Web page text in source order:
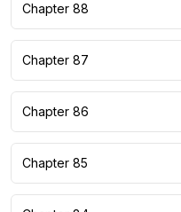
Chapter 88
Chapter 87
Chapter 86
Chapter 85